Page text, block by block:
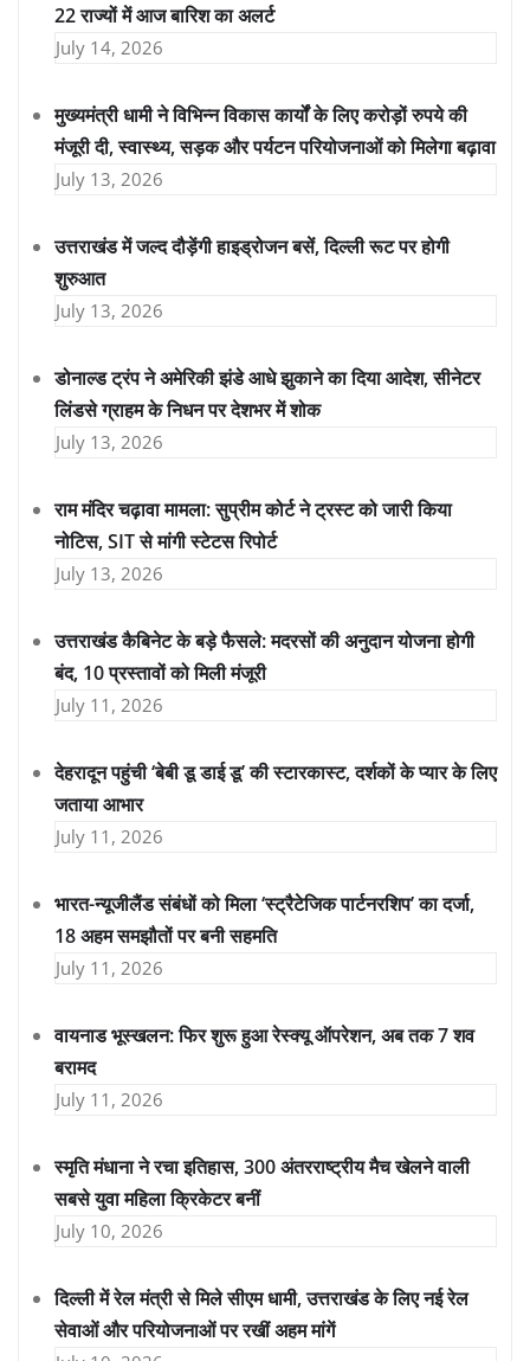
22 राज्यों में आज बारिश का अलर्ट
July 14, 2026
मुख्यमंत्री धामी ने विभिन्न विकास कार्यों के लिए करोड़ों रुपये की
मंजूरी दी, स्वास्थ्य, सड़क और पर्यटन परियोजनाओं को मिलेगा बढ़ावा
July 13, 2026
उत्तराखंड में जल्द दौड़ेंगी हाइड्रोजन बसें, दिल्ली रूट पर होगी
शुरुआत
July 13, 2026
डोनाल्ड ट्रंप ने अमेरिकी झंडे आधे झुकाने का दिया आदेश, सीनेटर
लिंडसे ग्राहम के निधन पर देशभर में शोक
July 13, 2026
राम मंदिर चढ़ावा मामला: सुप्रीम कोर्ट ने ट्रस्ट को जारी किया
नोटिस, SIT से मांगी स्टेटस रिपोर्ट
July 13, 2026
उत्तराखंड कैबिनेट के बड़े फैसले: मदरसों की अनुदान योजना होगी
बंद, 10 प्रस्तावों को मिली मंजूरी
July 11, 2026
देहरादून पहुंची ‘बेबी डू डाई डू’ की स्टारकास्ट, दर्शकों के प्यार के लिए
जताया आभार
July 11, 2026
भारत-न्यूजीलैंड संबंधों को मिला ‘स्ट्रैटेजिक पार्टनरशिप’ का दर्जा,
18 अहम समझौतों पर बनी सहमति
July 11, 2026
वायनाड भूस्खलन: फिर शुरू हुआ रेस्क्यू ऑपरेशन, अब तक 7 शव
बरामद
July 11, 2026
स्मृति मंधाना ने रचा इतिहास, 300 अंतरराष्ट्रीय मैच खेलने वाली
सबसे युवा महिला क्रिकेटर बनीं
July 10, 2026
दिल्ली में रेल मंत्री से मिले सीएम धामी, उत्तराखंड के लिए नई रेल
सेवाओं और परियोजनाओं पर रखीं अहम मांगें